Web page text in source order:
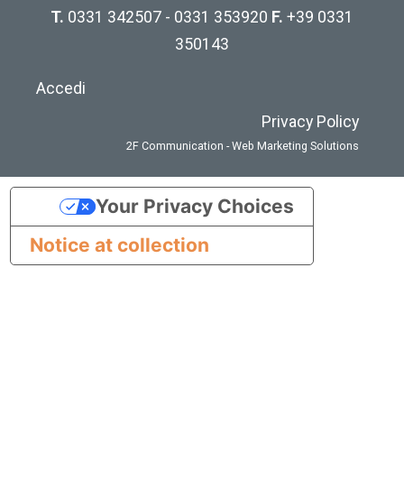
T. 0331 342507 - 0331 353920 F. +39 0331
350143
Accedi
Privacy Policy
2F Communication - Web Marketing Solutions
Notice at collection
Your Privacy Choices